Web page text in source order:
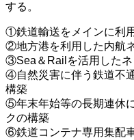
する。
①鉄道輸送をメインに利
②地方港を利用した内航
③Sea＆Railを活用したネ
④自然災害に伴う鉄道不
構築
⑤年末年始等の長期連休
クの構築
⑥鉄道コンテナ専用集配